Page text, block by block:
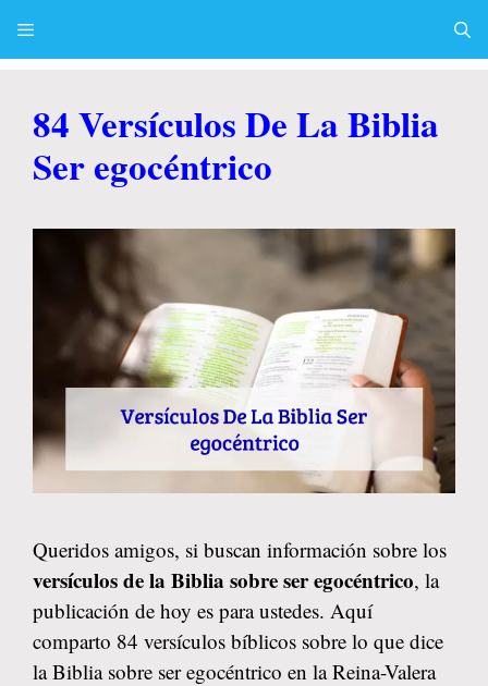
84 Versículos De La Biblia
Ser egocéntrico
Queridos amigos, si buscan información sobre los
versículos de la Biblia sobre ser egocéntrico, la
publicación de hoy es para ustedes. Aquí
comparto 84 versículos bíblicos sobre lo que dice
la Biblia sobre ser egocéntrico en la Reina-Valera